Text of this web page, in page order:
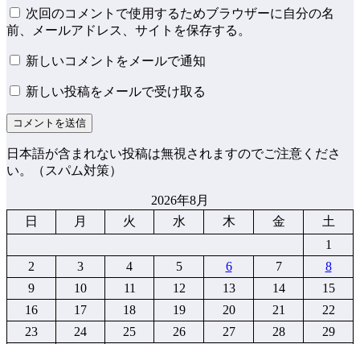
次回のコメントで使用するためブラウザーに自分の名
前、メールアドレス、サイトを保存する。
新しいコメントをメールで通知
新しい投稿をメールで受け取る
日本語が含まれない投稿は無視されますのでご注意くださ
い。（スパム対策）
2026年8月
日
月 火 水 木 金
土
1
2
3 4 5 6 7
8
9
10 11 12 13 14
15
16
17 18 19 20 21
22
23
24 25 26 27 28
29